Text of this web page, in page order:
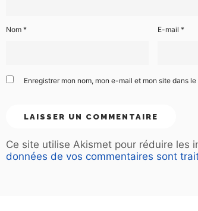
Nom * E-mail *
Enregistrer mon nom, mon e-mail et mon site dans
Ce site utilise Akismet pour réduire les
données de vos commentaires sont